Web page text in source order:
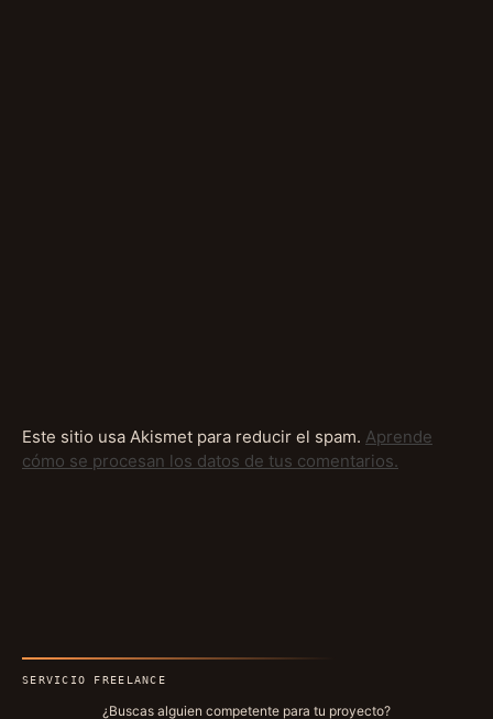
Este sitio usa Akismet para reducir el spam. Aprende
cómo se procesan los datos de tus comentarios.
SERVICIO FREELANCE
¿Buscas alguien competente para tu proyecto?